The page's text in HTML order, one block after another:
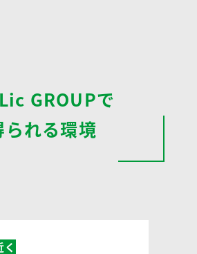
GROUPで
られる環境